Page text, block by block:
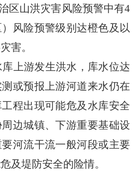
区山洪灾害风险预警中有4
风险预警级别达橙色及以
害。
库上游发生洪水，库水位达
或预报上游河道来水仍在
工程出现可能危及水库安全
边城镇、下游重要基础设
河流干流一般河段或主要
及堤防安全的险情。